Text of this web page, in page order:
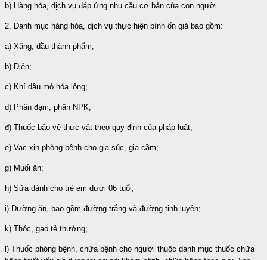
b) Hàng hóa, dịch vụ đáp ứng nhu cầu cơ bản của con người.
2. Danh mục hàng hóa, dịch vụ thực hiện bình ổn giá bao gồm:
a) Xăng, dầu thành phẩm;
b) Điện;
c) Khí dầu mỏ hóa lỏng;
d) Phân đạm; phân NPK;
đ) Thuốc bảo vệ thực vật theo quy định của pháp luật;
e) Vac-xin phòng bệnh cho gia súc, gia cầm;
g) Muối ăn;
h) Sữa dành cho trẻ em dưới 06 tuổi;
i) Đường ăn, bao gồm đường trắng và đường tinh luyện;
k) Thóc, gạo tẻ thường;
l) Thuốc phòng bệnh, chữa bệnh cho người thuộc danh mục thuốc chữa